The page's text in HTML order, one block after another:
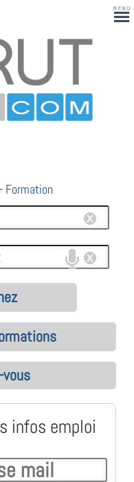
- Formation
infos emploi